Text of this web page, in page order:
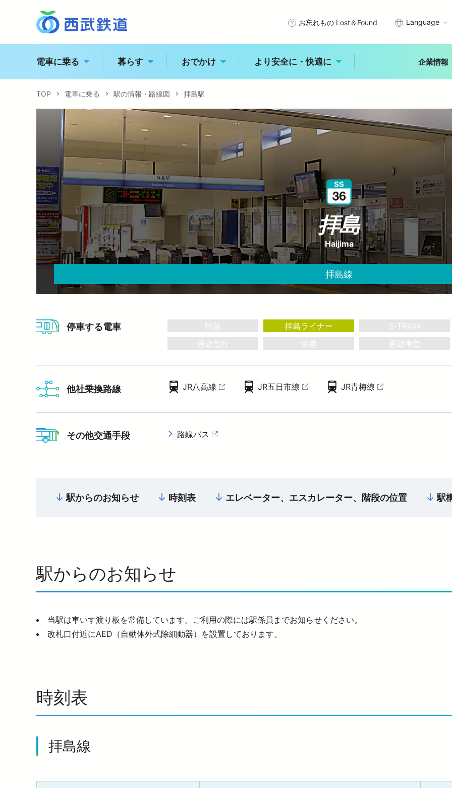
お忘れもの Lost＆Found Language
電車に乗る
電車に乗る
電車に乗るトップ
駅の情報・路線図 きっぷ・PASMO・定期券
特急電車・座席指定列車
運賃案内 乗換案内
バリアフリー情報
お子さま連れのお客さま・
妊娠中のお客さま
臨時電車のお知らせ
デジタル西武時刻表
暮らす
暮らす
暮らすトップ
西武線沿線で暮らす
大泉学園 ひばりヶ丘
飯能 中井 田無 所沢 玉川上水
もっと知りたい！西武線沿線の暮らし
スポーツ・文化活動
ワークスポット
フィットネス
ショッピング
西武鉄道グッズ
地域活性化に関する取り組み
西武鉄道 子育て応援サイト
おでかけ
おでかけ
おでかけトップ
エリアから探す
秩父 川越
所沢
石神井
ジャンルから探す
レジャー 体験
食事
自然
歴史 文化
イベント・キャンペーン
おトクなきっぷ
西武ニュース fillute
サイクルトレイン
広報誌 西武鉄道かわら版
西武線運転シミュレータ 体験可能施設情報
より安全に・快適に
より安全に・快
適に
より安全に・快適に
トップ
安全を守るために
バリアフリー情報
大規模地震への備え
企業情報
企業情報
企業情報トップ
トップメッセージ サステナビリティアクション
経営理念 西武グループの沿線施設
企業概要 公式アカウント一覧
公式YouTube
TOP 電車に乗る 駅の情報・路線図 拝島駅
拝島
Haijima
拝島線
停車する電車 特急 拝島ライナー
S-TRAIN
通勤急行
快速 通勤準急
他社乗換路線 JR八高線 （外部サイトを開く）
JR五日市線 （外部サイトを開く）
JR青梅線
その他交通手段 路線バス
駅からのお知らせ 時刻表 エレベーター、エスカレーター、階段の位置 駅
駅からのお知らせ
当駅は車いす渡り板を常備しています。ご利用の際には駅係員までお知らせください。
改札口付近にAED（自動体外式除細動器）を設置しております。
時刻表
拝島線